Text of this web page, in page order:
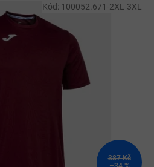
387 Kč
Kód: 100052.671-2XL-3XL